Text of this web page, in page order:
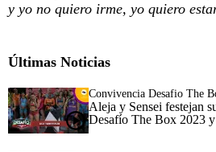
y yo no quiero irme, yo quiero
Últimas Noticias
Convivencia Desafio The
Aleja y Sensei festejan
Desafío The Box 2023